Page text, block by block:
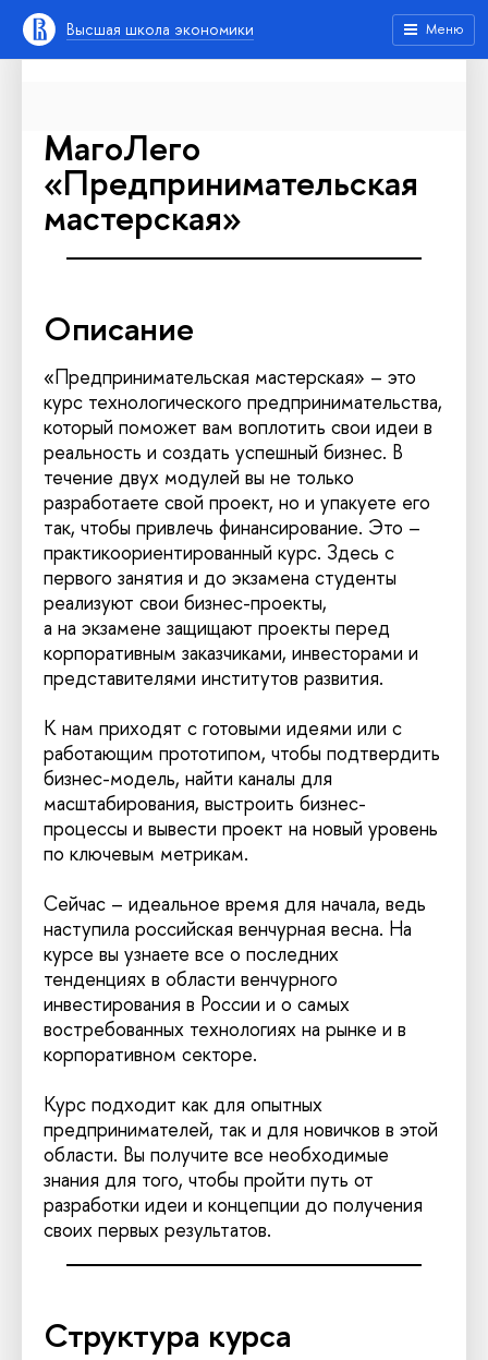
Высшая школа экономики Меню
МагоЛего
«Предпринимательская
мастерская»
Описание
«Предпринимательская мастерская» – это
курс технологического предпринимательства,
который поможет вам воплотить свои идеи в
реальность и создать успешный бизнес. В
течение двух модулей вы не только
разработаете свой проект, но и упакуете его
так, чтобы привлечь финансирование. Это –
практикоориентированный курс. Здесь с
первого занятия и до экзамена студенты
реализуют свои бизнес-проекты,
а на экзамене защищают проекты перед
корпоративным заказчиками, инвесторами и
представителями институтов развития.
К нам приходят с готовыми идеями или с
работающим прототипом, чтобы подтвердить
бизнес-модель, найти каналы для
масштабирования, выстроить бизнес-
процессы и вывести проект на новый уровень
по ключевым метрикам.
Сейчас – идеальное время для начала, ведь
наступила российская венчурная весна. На
курсе вы узнаете все о последних
тенденциях в области венчурного
инвестирования в России и о самых
востребованных технологиях на рынке и в
корпоративном секторе.
Курс подходит как для опытных
предпринимателей, так и для новичков в этой
области. Вы получите все необходимые
знания для того, чтобы пройти путь от
разработки идеи и концепции до получения
своих первых результатов.
Структура курса